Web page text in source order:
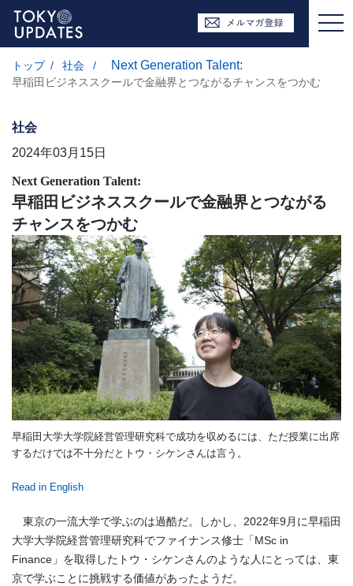
トップ / 社会 / Next Generation Talent:
早稲田ビジネススクールで金融界とつながるチャンスをつかむ
社会
2024年03月15日
Next Generation Talent:
早稲田ビジネススクールで金融界とつながる
チャンスをつかむ
早稲田大学大学院経営管理研究科で成功を収めるには、ただ授業に出席
するだけでは不十分だとトウ・シケンさんは言う。
Read in English
東京の一流大学で学ぶのは過酷だ。しかし、2022年9月に早稲田
大学大学院経営管理研究科でファイナンス修士「MSc in
Finance」を取得したトウ・シケンさんのような人にとっては、東
京で学ぶことに挑戦する価値があったようだ。